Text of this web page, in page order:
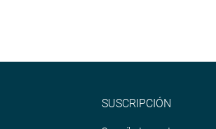
SUSCRIPCIÓN